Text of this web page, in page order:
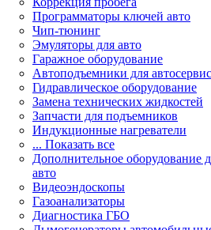
Программаторы ключей авто
Чип-тюнинг
Эмуляторы для авто
Гаражное оборудование
Автоподъемники для
Гидравлическое оборудование
Замена технических жидкостей
Запчасти для подъемников
Индукционные нагреватели
... Показать все
Дополнительное оборудование
авто
Видеоэндоскопы
Газоанализаторы
Диагностика ГБО